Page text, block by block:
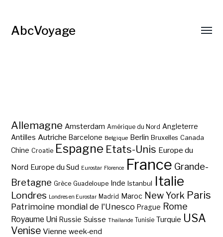
AbcVoyage
Allemagne Amsterdam Amérique du Nord Angleterre
Antilles Autriche Barcelone Belgique Berlin Bruxelles Canada
Chine Croatie Espagne Etats-Unis Europe du
Nord Europe du Sud Eurostar Florence France Grande-
Bretagne Grèce Guadeloupe Inde Istanbul Italie
Londres Londres en Eurostar Madrid Maroc New York Paris
Patrimoine mondial de l'Unesco Prague Rome
Royaume Uni Russie Suisse Thaïlande Tunisie Turquie USA
Venise Vienne week-end